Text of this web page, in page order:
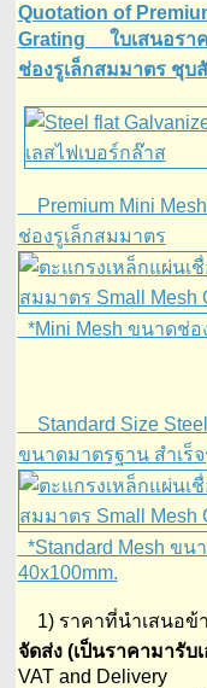
Quotation of
Grating
ใบเสนอรา
ช่องรูเล็กสมมาตร ชุ
Premium Mini
ช่องรูเล็กสมมาตร
*Mini Mesh ขนาดช่
Standard Size
ขนาดมาตรฐาน สำเร็จ
*Standard Mesh ขน
40x100mm.
1) ราคาที่นำเสนอข้
จัดส่ง (เป็นราคามารับ
VAT and Delivery